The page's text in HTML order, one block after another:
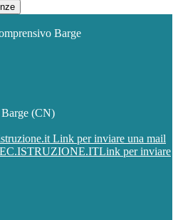
Barge
(CN)
Link per inviare una mail
Link per inviare